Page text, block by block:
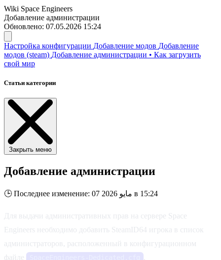
Wiki Space Engineers
Добавление администрации
Обновлено: 07.05.2026 15:24
Настройка конфигурации Добавление модов Добавление
модов (steam) Добавление администрации • Как загрузить
свой мир
Статьи категории
Закрыть меню
Добавление администрации
🕒 Последнее изменение: 07 مايو 2026 в 15:24
Для выдачи административных прав на сервере Space
Engineers необходимо добавить SteamID64 игрока в список
администраторов, расположенный в конфигурационном
файле